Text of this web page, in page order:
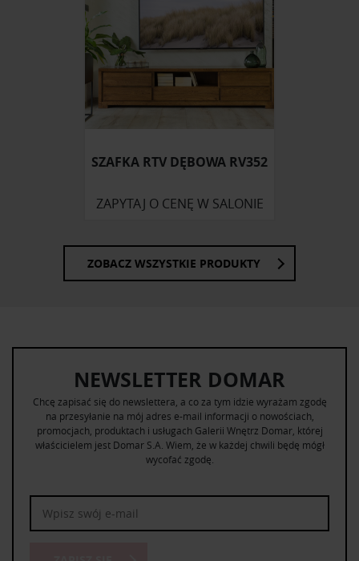
SZAFKA RTV DĘBOWA RV352
ZAPYTAJ O CENĘ W SALONIE
ZOBACZ WSZYSTKIE PRODUKTY
NEWSLETTER DOMAR
Chcę zapisać się do newslettera, a co za tym idzie wyrażam zgodę
na przesyłanie na mój adres e-mail informacji o nowościach,
promocjach, produktach i usługach Galerii Wnętrz Domar, której
właścicielem jest Domar S.A. Wiem, że w każdej chwili będę mógł
wycofać zgodę.